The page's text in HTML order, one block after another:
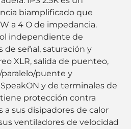
biamplificado que
a 4 O de impedancia.
independiente de
de señal, saturación y
XLR, salida de puenteo,
puente y
y de terminales de
protección contra
a sus disipadores de calor
ventiladores de velocidad